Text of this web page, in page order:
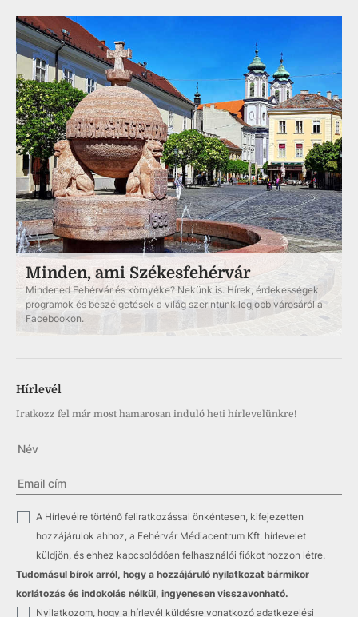
Minden, ami Székesfehérvár
Mindened Fehérvár és környéke? Nekünk is. Hírek, érdekességek,
programok és beszélgetések a világ szerintünk legjobb városáról a
Facebookon.
Hírlevél
Iratkozz fel már most hamarosan induló heti hírlevelünkre!
✓
A Hírlevélre történő feliratkozással önkéntesen, kifejezetten
hozzájárulok ahhoz, a Fehérvár Médiacentrum Kft. hírlevelet
küldjön, és ehhez kapcsolódóan felhasználói fiókot hozzon létre.
Tudomásul bírok arról, hogy a hozzájáruló nyilatkozat bármikor
korlátozás és indokolás nélkül, ingyenesen visszavonható.
✓ Nyilatkozom, hogy a hírlevél küldésre vonatkozó adatkezelési